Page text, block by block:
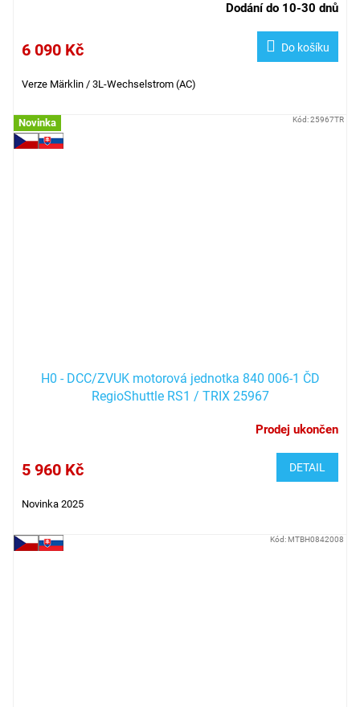
Dodání do 10-30 dnů
6 090 Kč Do košíku
Verze Märklin / 3L-Wechselstrom (AC)
Novinka
H0 - DCC/ZVUK motorová jednotka 840 006-1 ČD
RegioShuttle RS1 / TRIX 25967
Prodej ukončen
5 960 Kč DETAIL
Novinka 2025
Kód:25967TR
Kód:MTBH0842008